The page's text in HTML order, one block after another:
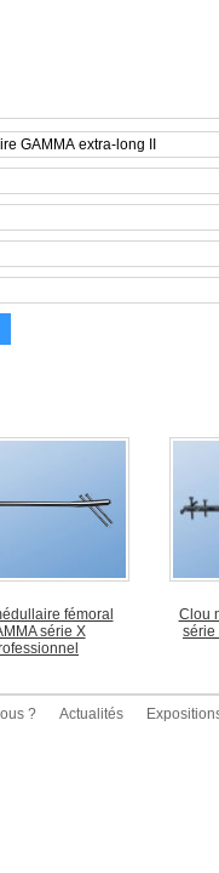
fémoral
série X
Clou
série
? Actualités